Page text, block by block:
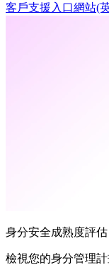
客戶支援入口網站(
身分安全成熟度評估
檢視您的身分管理